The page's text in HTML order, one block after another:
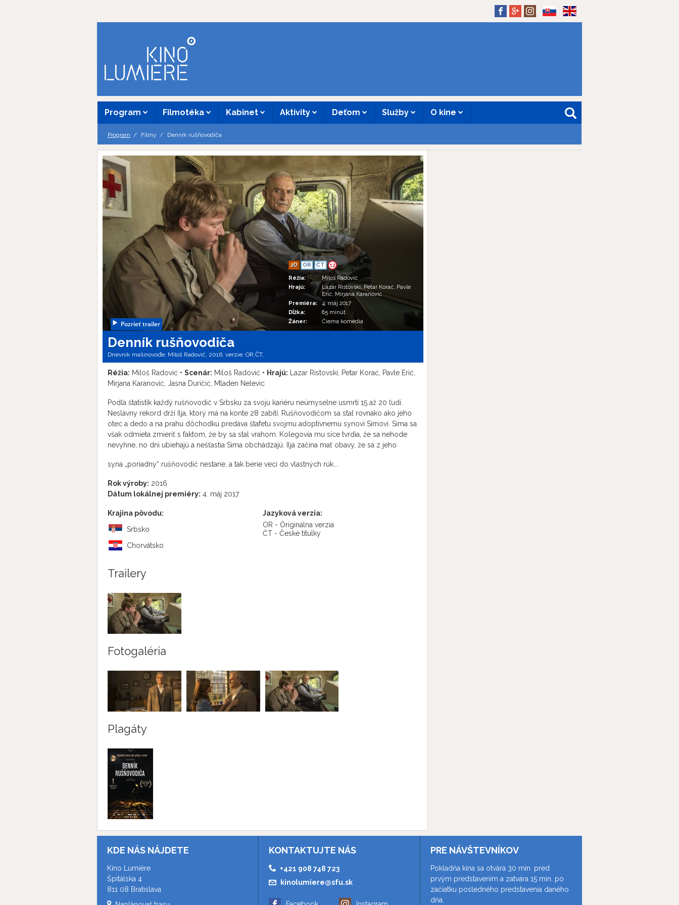
Program Filmotéka Kabinet Aktivity Deťom Služby O kine
Program Filmy Denník rušňovodiča
Pozrieť trailer
2D OR ČT 12
Réžia:
Miloš Radović
Hrajú:
Lazar Ristovski, Petar Korać, Pavle
Erić, Mirjana Karanović
Premiéra:
4. máj 2017
Dĺžka:
85 minút
Žáner:
Čierna komédia
Denník rušňovodiča
Dnevnik mašinovođe; Miloš Radović, 2016, verzie: OR,ČT,
Réžia: Miloš Radović • Scenár: Miloš Radović • Hrajú: Lazar Ristovski, Petar Korać, Pavle Erić,
Mirjana Karanović, Jasna Duričić, Mladen Nelevic
Podľa štatistík každý rušňovodič v Srbsku za svoju kariéru neúmyselne usmrtí 15 až 20 ľudí.
Neslávny rekord drží Ilja, ktorý má na konte 28 zabití. Rušňovodičom sa stal rovnako ako jeho
otec a dedo a na prahu dôchodku predáva štafetu svojmu adoptívnemu synovi Simovi. Sima sa
však odmieta zmieriť s faktom, že by sa stal vrahom. Kolegovia mu síce tvrdia, že sa nehode
nevyhne, no dni ubiehajú a nešťastia Sima obchádzajú. Ilja začína mať obavy, že sa z jeho
syna „poriadny“ rušňovodič nestane, a tak berie veci do vlastných rúk...
Rok výroby: 2016
Dátum lokálnej premiéry: 4. máj 2017
Krajina pôvodu:
Srbsko
Chorvátsko
Jazyková verzia:
OR - Originálna verzia
ČT - České titulky
Trailery
Fotogaléria
Plagáty
KDE NÁS NÁJDETE
Kino Lumière
Špitálska 4
811 08 Bratislava
KONTAKTUJTE NÁS
+421 908 748 723
kinolumiere@sfu.sk
PRE NÁVŠTEVNÍKOV
Pokladňa kina sa otvára 30 min. pred
prvým predstavením a zatvára 15 min. po
začiatku posledného predstavenia daného
dňa.